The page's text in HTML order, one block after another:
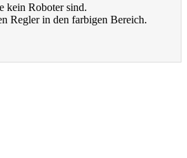
kein Roboter sind.
Regler in den farbigen Bereich.